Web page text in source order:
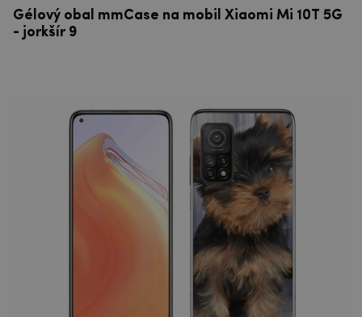
Gélový obal mmCase na mobil Xiaomi Mi 10T 5G
- jorkšír 9